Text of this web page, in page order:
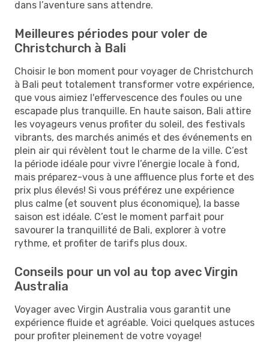
dans l’aventure sans attendre.
Meilleures périodes pour voler de
Christchurch à Bali
Choisir le bon moment pour voyager de Christchurch
à Bali peut totalement transformer votre expérience,
que vous aimiez l'effervescence des foules ou une
escapade plus tranquille. En haute saison, Bali attire
les voyageurs venus profiter du soleil, des festivals
vibrants, des marchés animés et des événements en
plein air qui révèlent tout le charme de la ville. C’est
la période idéale pour vivre l’énergie locale à fond,
mais préparez-vous à une affluence plus forte et des
prix plus élevés! Si vous préférez une expérience
plus calme (et souvent plus économique), la basse
saison est idéale. C’est le moment parfait pour
savourer la tranquillité de Bali, explorer à votre
rythme, et profiter de tarifs plus doux.
Conseils pour un vol au top avec Virgin
Australia
Voyager avec Virgin Australia vous garantit une
expérience fluide et agréable. Voici quelques astuces
pour profiter pleinement de votre voyage!